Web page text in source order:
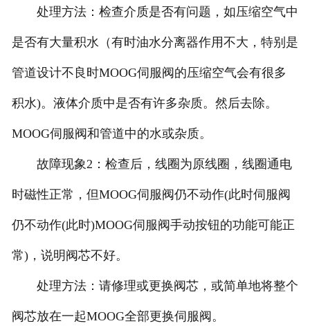
处理方法：检查介质是否有问题，如压缩空气中
是否有大量积水（有时油水分离器作用不大，特别是
管道设计不良时MOOG伺服阀的压缩空气会有很多
积水)。液体介质中是否有许多杂质。然后去除。
MOOG伺服阀和管道中的水或杂质。
故障现象2：检查后，线圈为原线圈，线圈通电
时磁性正常，但MOOG伺服阀仍不动作(此时伺服阀
仍不动作(此时)MOOG伺服阀手动按钮的功能可能正
常)，说明阀芯不好。
处理方法：请修理或更换阀芯，或简单地将整个
阀芯放在一起MOOG全部更换伺服阀。